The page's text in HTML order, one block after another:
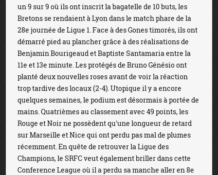
un 9 sur 9 où ils ont inscrit la bagatelle de 10 buts, les
Bretons se rendaient à Lyon dans le match phare de la
28e journée de Ligue 1. Face à des Gones timorés, ils ont
démarré pied au plancher grâce à des réalisations de
Benjamin Bourigeaud et Baptiste Santamaria entre la
11e et 13e minute. Les protégés de Bruno Génésio ont
planté deux nouvelles roses avant de voir la réaction
trop tardive des locaux (2-4). Utopique il y a encore
quelques semaines, le podium est désormais à portée de
mains. Quatrièmes au classement avec 49 points, les
Rouge et Noir ne possèdent qu'une longueur de retard
sur Marseille et Nice qui ont perdu pas mal de plumes
récemment. En quête de retrouver la Ligue des
Champions, le SRFC veut également briller dans cette
Conference League où il a perdu sa manche aller en 8e